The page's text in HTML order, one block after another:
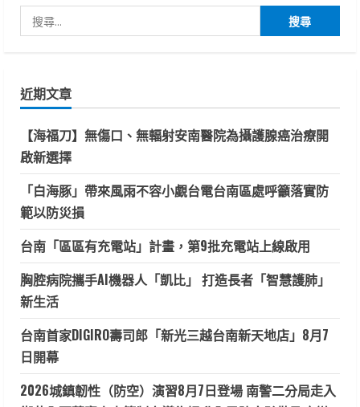
尋
字:
近期文章
【海福刀】無傷口、無輻射安南醫院為攝護腺癌治療開
啟新選擇
「白海豚」帶來風雨不容小覷台電台南區處呼籲落實防
範以防災損
台南「區區有充電站」計畫，第9批充電站上線啟用
胸腔病院攜手AI機器人「凱比」 打造長者「智慧護肺」
新生活
台南首家DIGIRO壽司郎「新光三越台南新天地店」8月7
日開幕
2026城鎮韌性（防空）演習8月7日登場 南警二分局走入